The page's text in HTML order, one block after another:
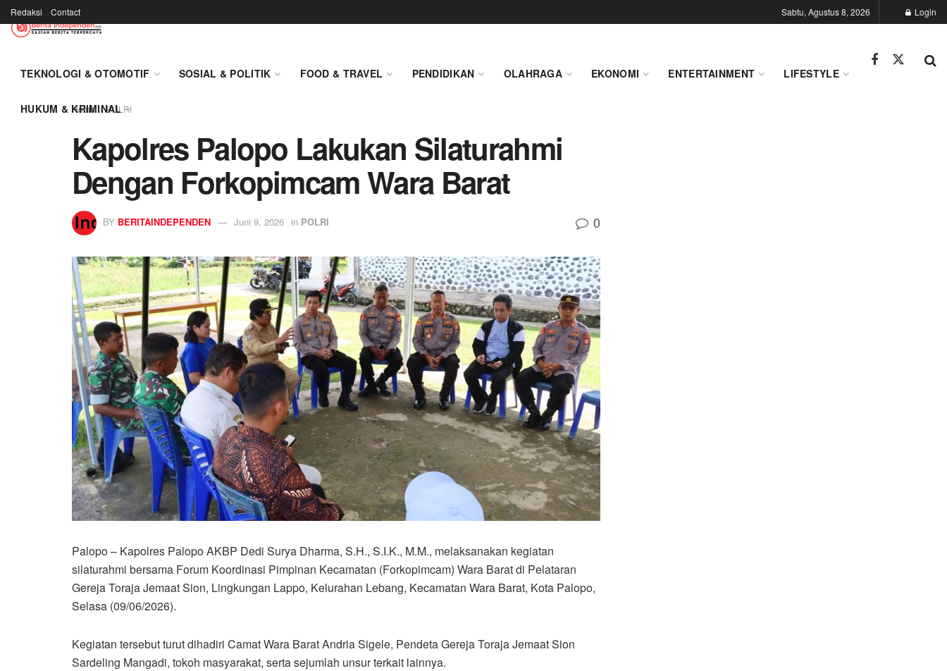
Redaksi Contact Sabtu, Agustus 8, 2026 Login
TEKNOLOGI & OTOMOTIF SOSIAL & POLITIK FOOD & TRAVEL PENDIDIKAN OLAHRAGA EKONOMI ENTERTAINMENT LIFESTYLE
HUKUM & KRIMINAL
Home POLRI
Kapolres Palopo Lakukan Silaturahmi
Dengan Forkopimcam Wara Barat
BY BERITAINDEPENDEN Juni 9, 2026 in POLRI 0
Palopo – Kapolres Palopo AKBP Dedi Surya Dharma, S.H., S.I.K., M.M., melaksanakan kegiatan
silaturahmi bersama Forum Koordinasi Pimpinan Kecamatan (Forkopimcam) Wara Barat di Pelataran
Gereja Toraja Jemaat Sion, Lingkungan Lappo, Kelurahan Lebang, Kecamatan Wara Barat, Kota Palopo,
Selasa (09/06/2026).
Kegiatan tersebut turut dihadiri Camat Wara Barat Andria Sigele, Pendeta Gereja Toraja Jemaat Sion
Sardeling Mangadi, tokoh masyarakat, serta sejumlah unsur terkait lainnya.